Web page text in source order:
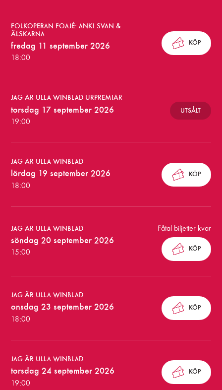
ö
p
l
j
e
t
t
e
r
t
i
l
l
k
o
m
m
a
n
FOLKOPERAN FOAJÉ: ANKI SVAN &
ÄLSKARNA
fredag 11 september 2026
18:00
KÖP
JAG ÄR ULLA WINBLAD URPREMIÄR
torsdag 17 september 2026
19:00
UTSÅLT
JAG ÄR ULLA WINBLAD
lördag 19 september 2026
18:00
KÖP
JAG ÄR ULLA WINBLAD
söndag 20 september 2026
15:00
Fåtal biljetter kvar
KÖP
JAG ÄR ULLA WINBLAD
onsdag 23 september 2026
18:00
KÖP
JAG ÄR ULLA WINBLAD
torsdag 24 september 2026
19:00
KÖP